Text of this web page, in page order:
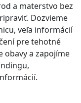
a materstvo bez
Dozvieme
veľa informácií
pre tehotné
obavy a zapojíme